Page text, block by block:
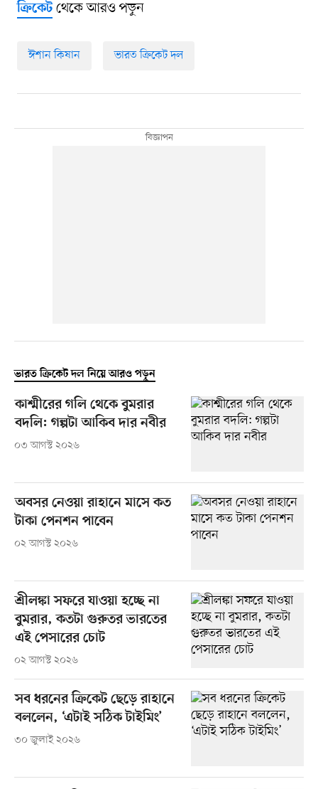
ক্রিকেটথেকে আরও পড়ুন
ঈশান কিষান ভারত ক্রিকেট দল
ভারত ক্রিকেট দল নিয়ে আরও পড়ুন
কাশ্মীরের গলি থেকে বুমরার
বদলি: গল্পটা আকিব দার নবীর
০৩ আগস্ট ২০২৬
অবসর নেওয়া রাহানে মাসে কত
টাকা পেনশন পাবেন
০২ আগস্ট ২০২৬
শ্রীলঙ্কা সফরে যাওয়া হচ্ছে না
বুমরার, কতটা গুরুতর ভারতের
এই পেসারের চোট
০২ আগস্ট ২০২৬
সব ধরনের ক্রিকেট ছেড়ে রাহানে
বললেন, ‘এটাই সঠিক টাইমিং’
৩০ জুলাই ২০২৬